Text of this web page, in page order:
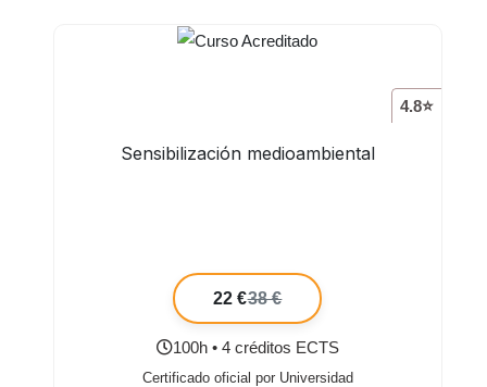
4.8⭐
Sensibilización medioambiental
22 €38 €
100h • 4 créditos ECTS
Certificado oficial por Universidad